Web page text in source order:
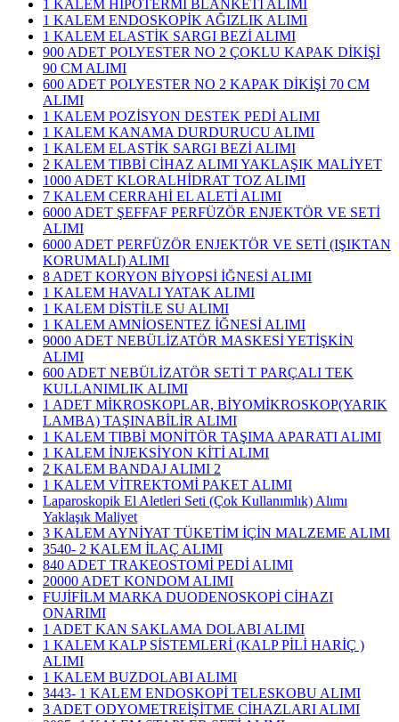
1 KALEM HİPOTERMİ BLANKETİ ALIMI
1 KALEM ENDOSKOPİK AĞIZLIK ALIMI
1 KALEM ELASTİK SARGI BEZİ ALIMI
900 ADET POLYESTER NO 2 ÇOKLU KAPAK DİKİŞİ
90 CM ALIMI
600 ADET POLYESTER NO 2 KAPAK DİKİŞİ 70 CM
ALIMI
1 KALEM POZİSYON DESTEK PEDİ ALIMI
1 KALEM KANAMA DURDURUCU ALIMI
1 KALEM ELASTİK SARGI BEZİ ALIMI
2 KALEM TIBBİ CİHAZ ALIMI YAKLAŞIK MALİYET
1000 ADET KLORALHİDRAT TOZ ALIMI
7 KALEM CERRAHİ EL ALETİ ALIMI
6000 ADET ŞEFFAF PERFÜZÖR ENJEKTÖR VE SETİ
ALIMI
6000 ADET PERFÜZÖR ENJEKTÖR VE SETİ (IŞIKTAN
KORUMALI) ALIMI
8 ADET KORYON BİYOPSİ İĞNESİ ALIMI
1 KALEM HAVALI YATAK ALIMI
1 KALEM DİSTİLE SU ALIMI
1 KALEM AMNİOSENTEZ İĞNESİ ALIMI
9000 ADET NEBÜLİZATÖR MASKESİ YETİŞKİN
ALIMI
600 ADET NEBÜLİZATÖR SETİ T PARÇALI TEK
KULLANIMLIK ALIMI
1 ADET MİKROSKOPLAR, BİYOMİKROSKOP(YARIK
LAMBA) TAŞINABİLİR ALIMI
1 KALEM TIBBİ MONİTÖR TAŞIMA APARATI ALIMI
1 KALEM İNJEKSİYON KİTİ ALIMI
2 KALEM BANDAJ ALIMI 2
1 KALEM VİTREKTOMİ PAKET ALIMI
Laparoskopik El Aletleri Seti (Çok Kullanımlık) Alımı
Yaklaşık Maliyet
3 KALEM AYNİYAT TÜKETİM İÇİN MALZEME ALIMI
3540- 2 KALEM İLAÇ ALIMI
840 ADET TRAKEOSTOMİ PEDİ ALIMI
20000 ADET KONDOM ALIMI
FUJİFİLM MARKA DUODENOSKOPİ CİHAZI
ONARIMI
1 ADET KAN SAKLAMA DOLABI ALIMI
1 KALEM KALP SİSTEMLERİ (KALP PİLİ HARİÇ )
ALIMI
1 KALEM BUZDOLABI ALIMI
3443- 1 KALEM ENDOSKOPİ TELESKOBU ALIMI
3 ADET ODYOMETREİŞİTME CİHAZLARI ALIMI